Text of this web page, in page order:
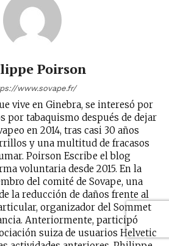
Poirson
www.sovape.fr/
vive en Ginebra, se interesó por
por tabaquismo después de dejar
en 2014, tras casi 30 años
y una multitud de fracasos
Poirson Escribe el blog
voluntaria desde 2015. En la
del comité de Sovape, una
la reducción de daños frente al
organizador del Sommet
Anteriormente, participó
suiza de usuarios Helvetic